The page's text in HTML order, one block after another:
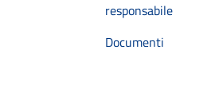
responsabile
Documenti